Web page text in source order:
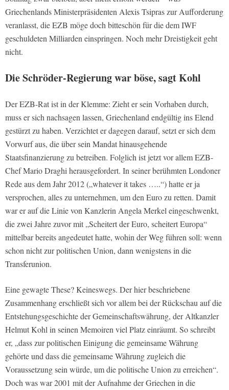
Griechenlands Ministerpräsidenten Alexis Tsipras zur Aufforderung
veranlasst, die EZB möge doch bitteschön für die dem IWF
geschuldeten Milliarden einspringen. Noch mehr Dreistigkeit geht
nicht.
Die Schröder-Regierung war böse, sagt Kohl
Der EZB-Rat ist in der Klemme: Zieht er sein Vorhaben durch,
muss er sich nachsagen lassen, Griechenland endgültig ins Elend
gestürzt zu haben. Verzichtet er dagegen darauf, setzt er sich dem
Vorwurf aus, die über sein Mandat hinausgehende
Staatsfinanzierung zu betreiben. Folglich ist jetzt vor allem EZB-
Chef Mario Draghi herausgefordert. In seiner berühmten Londoner
Rede aus dem Jahr 2012 („whatever it takes …..“) hatte er ja
versprochen, alles zu unternehmen, um den Euro zu retten. Damit
war er auf die Linie von Kanzlerin Angela Merkel eingeschwenkt,
die zwei Jahre zuvor mit „Scheitert der Euro, scheitert Europa“
mittelbar bereits angedeutet hatte, wohin der Weg führen soll: wenn
schon nicht zur politischen Union, dann wenigstens in die
Transferunion.
Eine gewagte These? Keineswegs. Der hier beschriebene
Zusammenhang erschließt sich vor allem bei der Rückschau auf die
Entstehungsgeschichte der Gemeinschaftswährung, der Altkanzler
Helmut Kohl in seinen Memoiren viel Platz einräumt. So schreibt
er, „dass zur politischen Einigung die gemeinsame Währung
gehörte und dass die gemeinsame Währung zugleich die
Voraussetzung sein würde, um die politische Union zu erreichen“.
Doch was war 2001 mit der Aufnahme der Griechen in die